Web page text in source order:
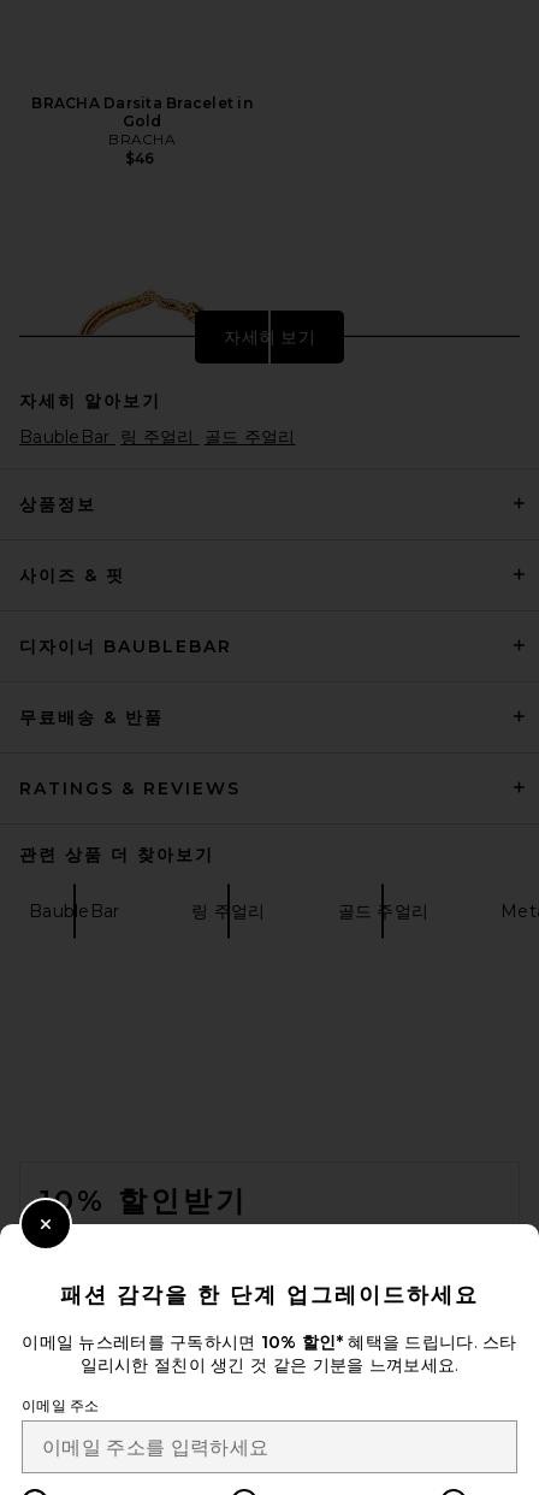
BRACHA Darsita Bracelet in
Gold
BRACHA
$46
Jenny Bird Priya Layered
자세히 보기
자세히 알아보기
BaubleBar
링 주얼리 골드 주얼리
상품정보
사이즈 & 핏
디자이너 BAUBLEBAR
무료배송 & 반품
RATINGS & REVIEWS
관련 상품 더 찾아보기
BaubleBar 링 주얼리 골드 주얼리
10% 할인받기
이메일을 제출하여 뉴스레터를 구독하실 수 있습니다. 언제든지 수신 거
Email Address
Sign Up
Change Country Regions
패션 감각을 한 단계 업그레이드하세요
이메일 뉴스레터를 구독하시면 10% 할인*혜택을 드립니다. 스타
일리시한 절친이 생긴 것 같은 기분을 느껴보세요.
이메일 주소
Close Modal